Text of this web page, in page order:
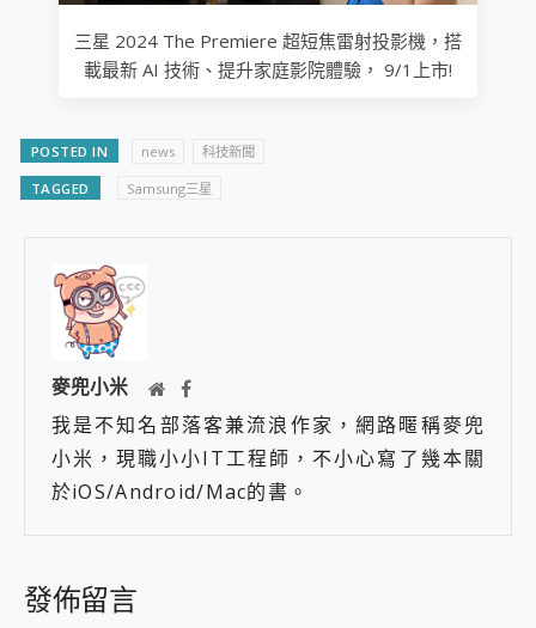
三星 2024 The Premiere 超短焦雷射投影機，搭
載最新 AI 技術、提升家庭影院體驗， 9/1上市!
POSTED IN news 科技新聞
TAGGED Samsung三星
麥兜小米
我是不知名部落客兼流浪作家，網路暱稱麥兜
小米，現職小小IT工程師，不小心寫了幾本關
於iOS/Android/Mac的書。
發佈留言